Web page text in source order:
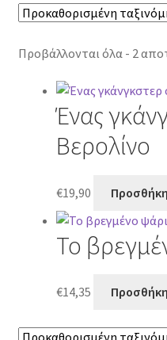
Προβάλλονται όλα - 2
Ένας
Βερολίνο
€19,90
Το
€14,35